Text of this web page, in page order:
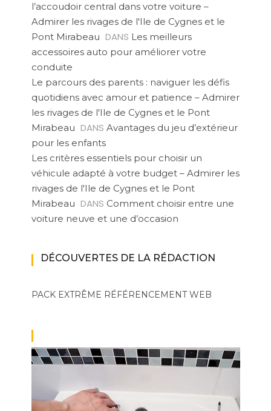
l’accoudoir central dans votre voiture –
Admirer les rivages de l'Ile de Cygnes et le
Pont Mirabeau DANS Les meilleurs
accessoires auto pour améliorer votre
conduite
Le parcours des parents : naviguer les défis
quotidiens avec amour et patience – Admirer
les rivages de l'Ile de Cygnes et le Pont
Mirabeau DANS Avantages du jeu d’extérieur
pour les enfants
Les critères essentiels pour choisir un
véhicule adapté à votre budget – Admirer les
rivages de l'Ile de Cygnes et le Pont
Mirabeau DANS Comment choisir entre une
voiture neuve et une d’occasion
DÉCOUVERTES DE LA RÉDACTION
PACK EXTRÊME RÉFÉRENCEMENT WEB